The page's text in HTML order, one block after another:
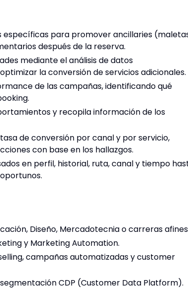
para promover ancillaries
después de la reserva.
mediante el análisis de datos
la conversión de servicios adicionales.
de las campañas, identificando qué
y recopila información de los
de conversión por canal y por servicio,
con base en los hallazgos.
en perfil, historial, ruta, canal y tiempo
Diseño, Mercadotecnia o carreras
y Marketing Automation.
campañas automatizadas y customer
CDP (Customer Data Platform).